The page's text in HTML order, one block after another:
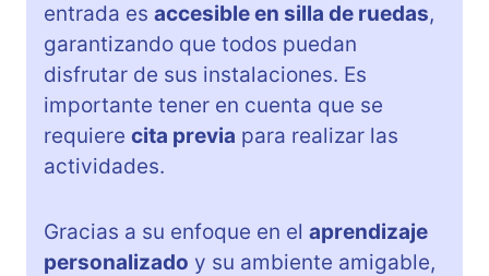
entrada es accesible en silla de ruedas,
garantizando que todos puedan
disfrutar de sus instalaciones. Es
importante tener en cuenta que se
requiere cita previa para realizar las
actividades.
Gracias a su enfoque en el aprendizaje
personalizado y su ambiente amigable,